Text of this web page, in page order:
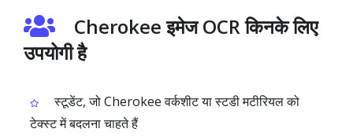
Cherokee इमेज OCR किनके लिए
उपयोगी है
स्टूडेंट, जो Cherokee वर्कशीट या स्टडी मटीरियल को
टेक्स्ट में बदलना चाहते हैं